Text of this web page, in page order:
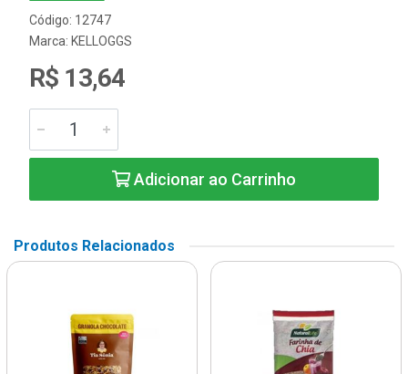
Código: 12747
Marca: KELLOGGS
R$ 13,64
Adicionar ao Carrinho
Produtos Relacionados